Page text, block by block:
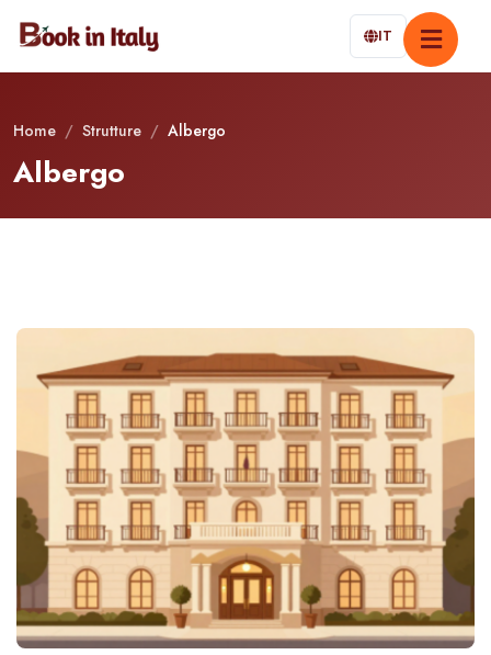
IT
Home / Strutture / Albergo
Albergo